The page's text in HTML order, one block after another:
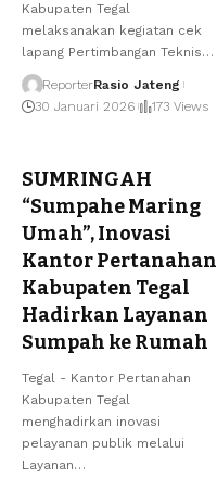
Kabupaten Tegal
melaksanakan kegiatan cek
lapang Pertimbangan Teknis…
ReporterRasio Jateng
30 Januari 2026
173 Views
SUMRINGAH
“Sumpahe Maring
Umah”, Inovasi
Kantor Pertanahan
Kabupaten Tegal
Hadirkan Layanan
Sumpah ke Rumah
Tegal - Kantor Pertanahan
Kabupaten Tegal
menghadirkan inovasi
pelayanan publik melalui
Layanan…